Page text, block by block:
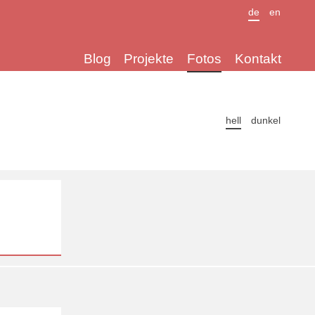
Blog Projekte Fotos Kontakt
de en
hell dunkel